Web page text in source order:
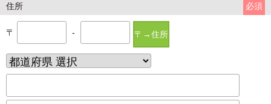
住所 必須
〒 - 〒→住所